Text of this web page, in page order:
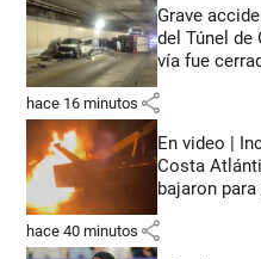
Grave
del Túnel
vía fue
hace 16 minutos share
En video |
Costa
bajaron
hace 40 minutos share